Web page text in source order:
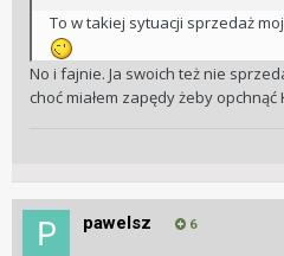
To w takiej sytuacji sprzedaż
No i fajnie. Ja swoich też nie
choć miałem zapędy żeby opchnąć
pawelsz 6